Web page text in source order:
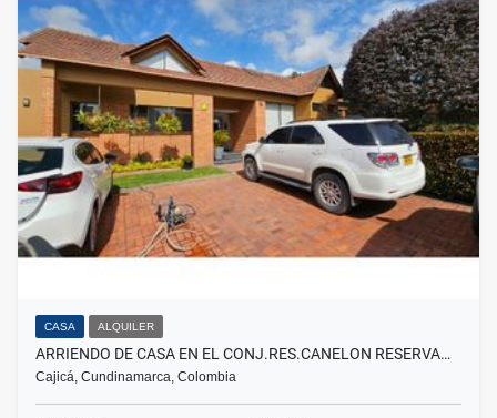
CASA ALQUILER
ARRIENDO DE CASA EN EL CONJ.RES.CANELON RESERVA…
Cajicá, Cundinamarca, Colombia